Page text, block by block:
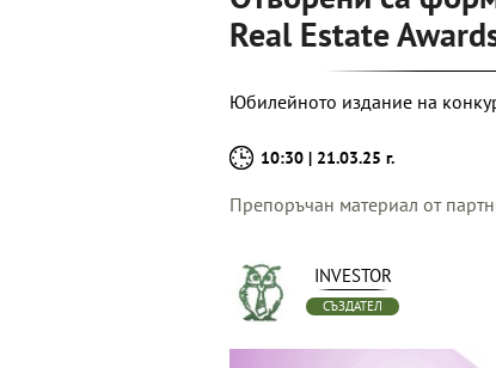
Real Estate
Юбилейното издание на
10:30 | 21.03.25 г.
Препоръчан материал от
INVESTOR
СЪЗДАТЕЛ